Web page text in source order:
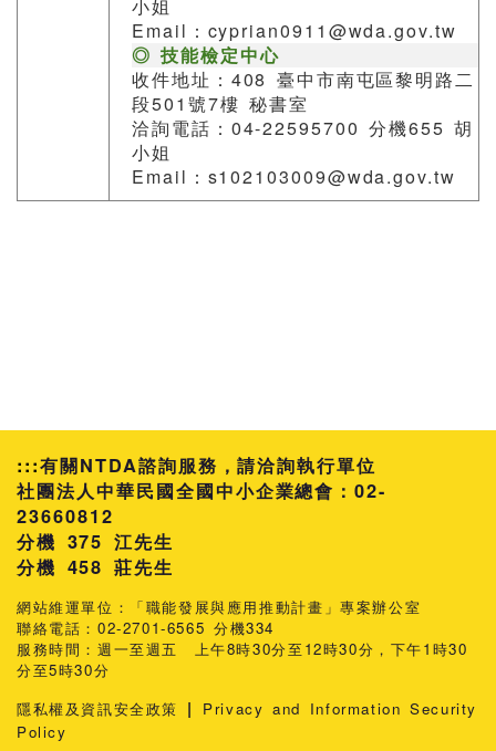
小姐
Email：cyprian0911@wda.gov.tw
◎ 技能檢定中心
收件地址：408 臺中市南屯區黎明路二
段501號7樓 秘書室
洽詢電話：04-22595700 分機655 胡
小姐
Email：s102103009@wda.gov.tw
:::有關NTDA諮詢服務，請洽詢執行單位
社團法人中華民國全國中小企業總會：02-
23660812
分機 375 江先生
458 莊先生
網站維運單位：「職能發展與應用推動計畫」專案辦公室
聯絡電話：02-2701-6565 分機334
服務時間：週一至週五 上午8時30分至12時30分，下午1時30
分至5時30分
隱私權及資訊安全政策 |
Privacy and Information Security
Policy